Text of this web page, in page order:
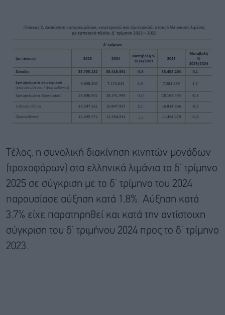
Τέλος, η συνολική διακίνηση κινητών μονάδων
(τροχοφόρων) στα ελληνικά λιμάνια το δ’ τρίμηνο
2025 σε σύγκριση με το δ’ τρίμηνο του 2024
παρουσίασε αύξηση κατά 1,8%. Αύξηση κατά
3,7% είχε παρατηρηθεί και κατά την αντίστοιχη
σύγκριση του δ’ τριμήνου 2024 προς το δ’ τρίμηνο
2023.